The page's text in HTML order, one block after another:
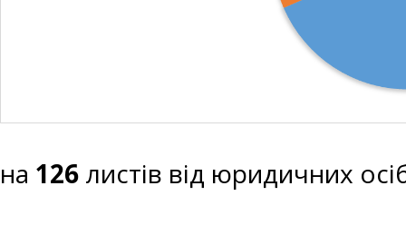
на 126 листів від юридичних